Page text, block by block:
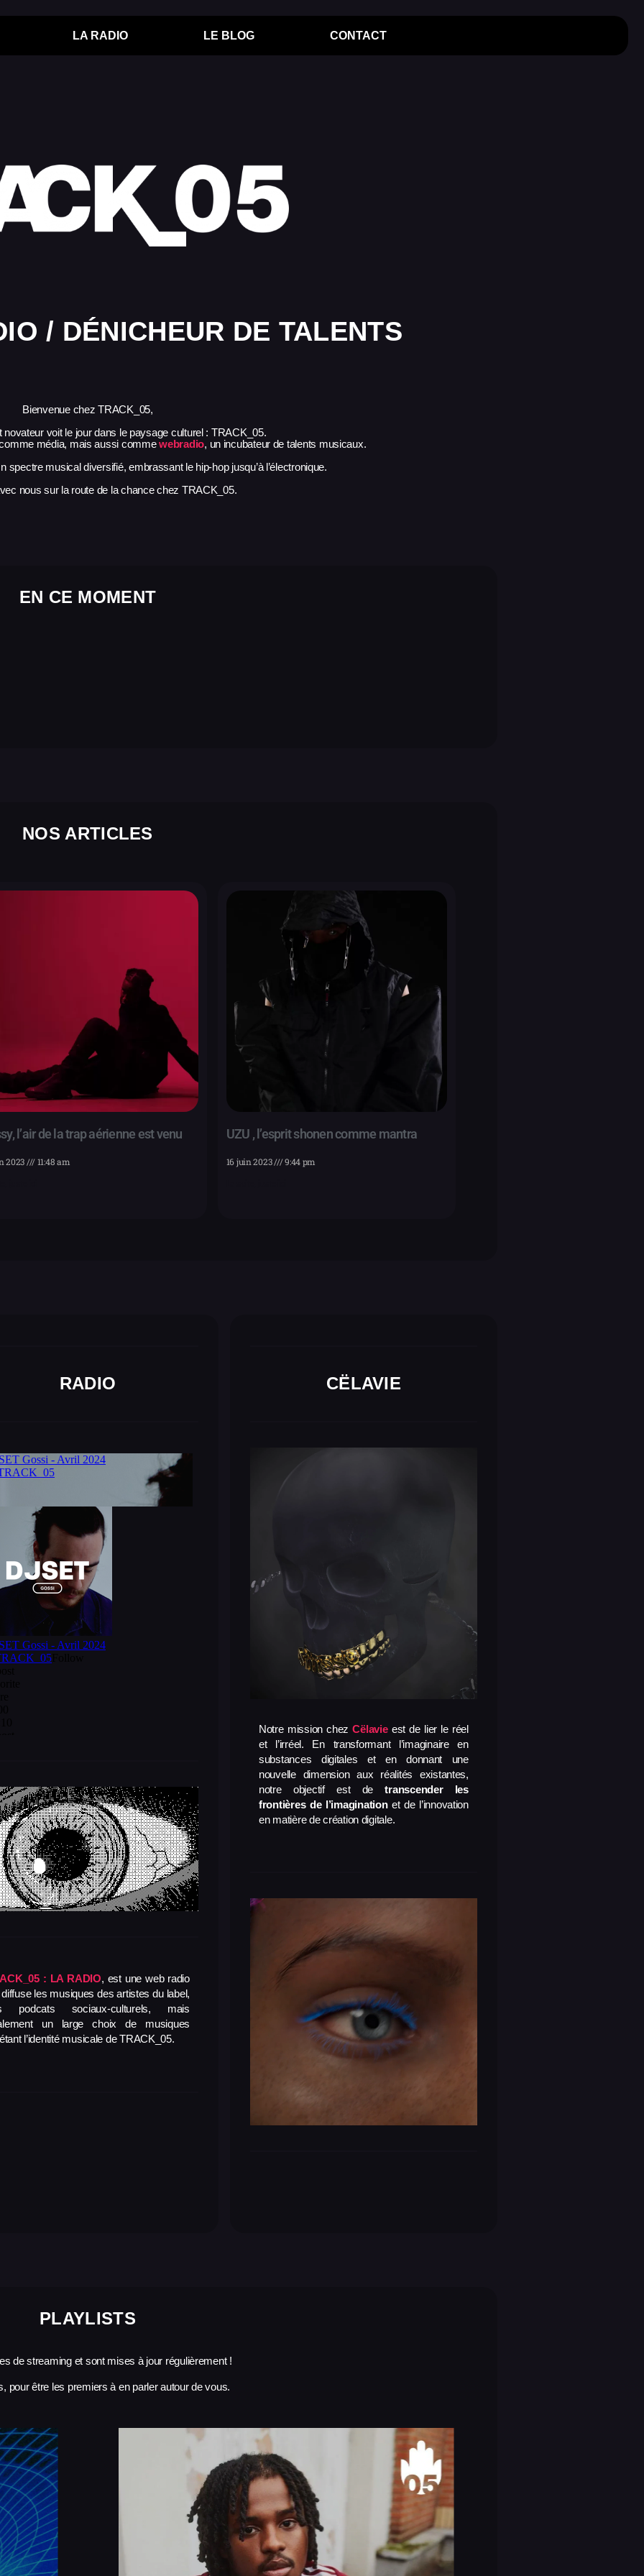
LA RADIO LE BLOG CONTACT
/ DÉNICHEUR DE TALENTS
Bienvenue chez TRACK_05,
novateur voit le jour dans le paysage culturel : TRACK_05.
média, mais aussi commewebradio, un incubateur de talents musicaux.
spectre musical diversifié, embrassant le hip-hop jusqu’à l’électronique.
nous sur la route de la chance chez TRACK_05.
EN CE MOMENT
NOS ARTICLES
l’air de la trap aérienne est venu
2023 11:48 am
UZU , l’esprit shonen comme mantra
16 juin 2023 9:44 pm
RADIO
: LA RADIO, est une web radio
les musiques des artistes du label,
podcats sociaux-culturels, mais
un large choix de musiques
l’identité musicale de TRACK_05.
CËLAVIE
Notre mission chezCëlavieest de lier le réel
et l’irréel. En transformant l’imaginaire en
substances digitales et en donnant une
nouvelle dimension aux réalités existantes,
notre objectif est detranscender les
frontières de l’imaginationet de l’innovation
en matière de création digitale.
PLAYLISTS
de streaming et sont mises à jour régulièrement !
pour être les premiers à en parler autour de vous.